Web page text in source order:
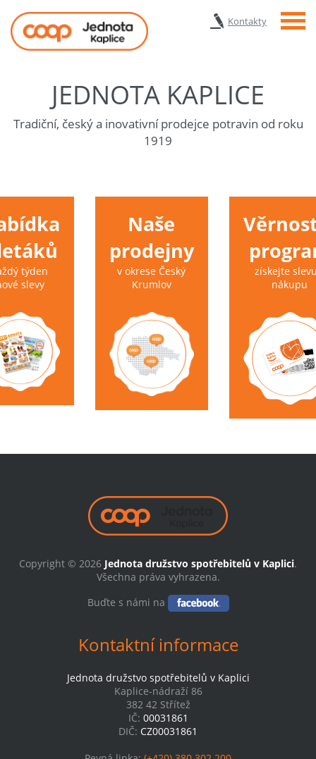
Kontakty Menu
JEDNOTA KAPLICE
Tradiční, český a inovativní prodejce potravin od roku
1919
týden
slevy
Naše
prodejny
v okrese Český
Krumlov
získejte
nákupu
Copyright © 2026 Jednota družstvo spotřebitelů v Kaplici.
Všechna práva vyhrazena.
Buďte s námi na
Kontaktní informace
Jednota družstvo spotřebitelů v Kaplici
Kaplice-nádraží 86
382 42 Střítež
IČ: 00031861
DIČ: CZ00031861